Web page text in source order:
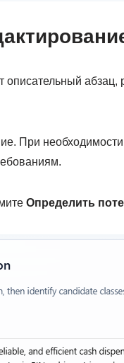
описательный
При
Определить